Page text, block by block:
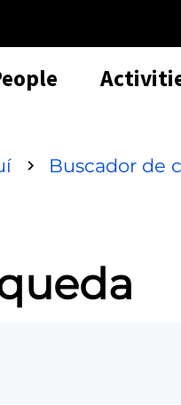
Buscador de